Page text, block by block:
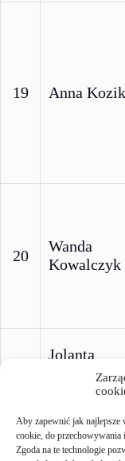
Aby zapewnić jak
cookie, do przechowywania
Zgoda na te technologie
19 Anna Kozik
20
Wanda
Kowalczyk
Jolanta
Korona –
Olchawa